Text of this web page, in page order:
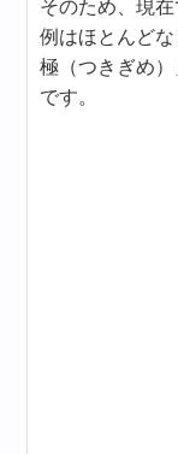
そのため、現
例はほとんど
極（つきぎめ
です。